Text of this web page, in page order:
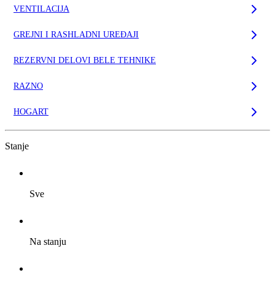
VENTILACIJA
GREJNI I RASHLADNI UREĐAJI
REZERVNI DELOVI BELE TEHNIKE
RAZNO
HOGART
Stanje
Sve
Na stanju